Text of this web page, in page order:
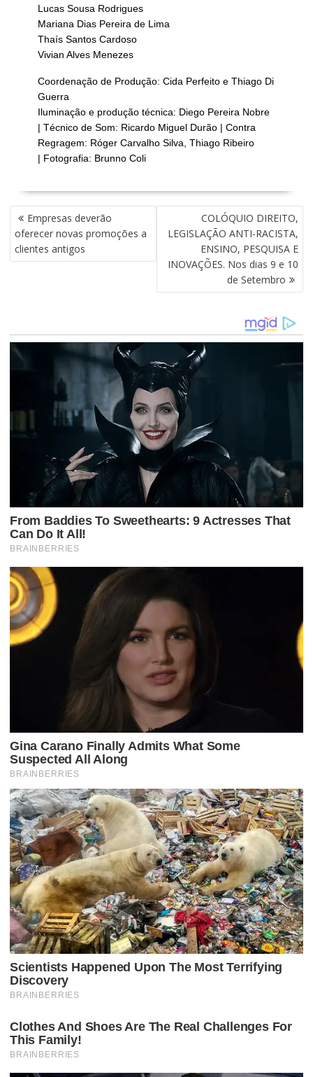
Lucas Sousa Rodrigues
Mariana Dias Pereira de Lima
Thaís Santos Cardoso
Vivian Alves Menezes
Coordenação de Produção: Cida Perfeito e Thiago Di
Guerra
Iluminação e produção técnica: Diego Pereira Nobre
| Técnico de Som: Ricardo Miguel Durão | Contra
Regragem: Róger Carvalho Silva, Thiago Ribeiro
| Fotografia: Brunno Coli
N
A
V
E
O
D
S
T
Empresas deverão
oferecer novas promoções a
clientes antigos
COLÓQUIO DIREITO,
LEGISLAÇÃO ANTI-RACISTA,
ENSINO, PESQUISA E
INOVAÇÕES. Nos dias 9 e 10
de Setembro